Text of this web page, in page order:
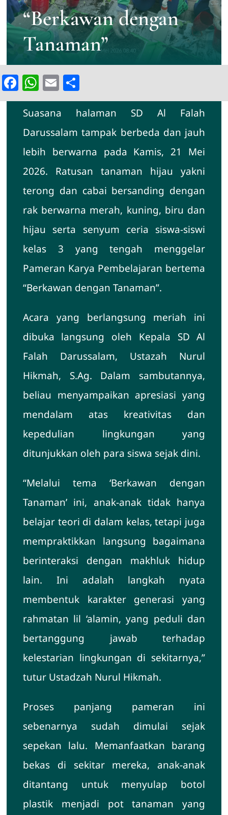
SPMB“Berkawan dengan
Tanaman”
Facebook
WhatsApp
Email
Suasana halaman SD Al Falah
Darussalam tampak berbeda dan jauh
lebih berwarna pada Kamis, 21 Mei
2026. Ratusan tanaman hijau yakni
terong dan cabai bersanding dengan
rak berwarna merah, kuning, biru dan
hijau serta senyum ceria siswa-siswi
kelas 3 yang tengah menggelar
Pameran Karya Pembelajaran bertema
“Berkawan dengan Tanaman”.
Acara yang berlangsung meriah ini
dibuka langsung oleh Kepala SD Al
Falah Darussalam, Ustazah Nurul
Hikmah, S.Ag. Dalam sambutannya,
beliau menyampaikan apresiasi yang
mendalam atas kreativitas dan
kepedulian lingkungan yang
ditunjukkan oleh para siswa sejak dini.
“Melalui tema ‘Berkawan dengan
Tanaman’ ini, anak-anak tidak hanya
belajar teori di dalam kelas, tetapi juga
mempraktikkan langsung bagaimana
berinteraksi dengan makhluk hidup
lain. Ini adalah langkah nyata
membentuk karakter generasi yang
rahmatan lil ‘alamin, yang peduli dan
bertanggung jawab terhadap
kelestarian lingkungan di sekitarnya,”
tutur Ustadzah Nurul Hikmah.
Proses panjang pameran ini
sebenarnya sudah dimulai sejak
sepekan lalu. Memanfaatkan barang
bekas di sekitar mereka, anak-anak
ditantang untuk menyulap botol
plastik menjadi pot tanaman yang